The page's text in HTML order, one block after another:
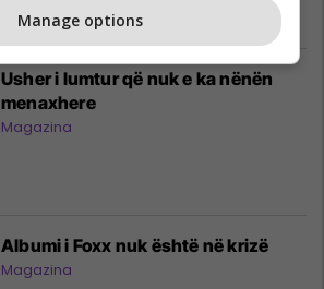
Usher i lumtur që nuk e ka nënën
menaxhere
Magazina
Albumi i Foxx nuk është në krizë
Magazina
Manage options